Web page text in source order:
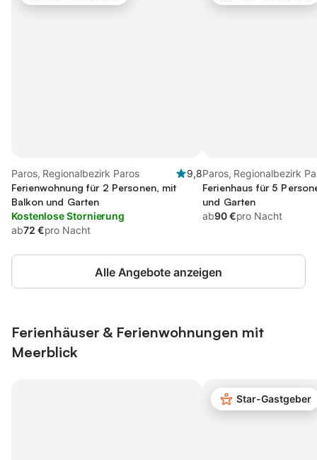
Paros, Regionalbezirk Paros
9,8
Ferienwohnung für 2 Personen, mit
Balkon und Garten
Kostenlose Stornierung
ab72 €pro Nacht
Paros, Regionalbezirk
Ferienhaus für 5
und Garten
ab90 €pro Nacht
Alle Angebote anzeigen
Ferienhäuser & Ferienwohnungen mit
Meerblick
Star-Gastgeber